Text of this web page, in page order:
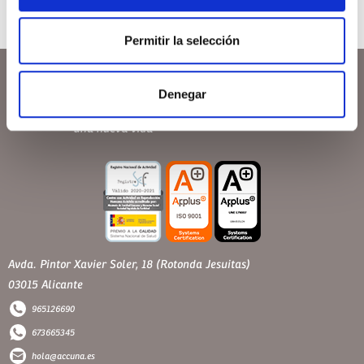
Permitir la selección
Denegar
Avda. Pintor Xavier Soler, 18 (Rotonda Jesuitas)
03015 Alicante
965126690
673665345
hola@accuna.es